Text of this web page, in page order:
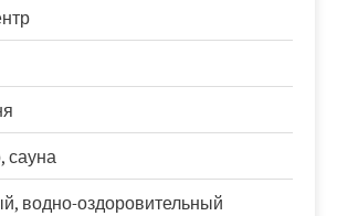
сауна
водно-оздоровительный